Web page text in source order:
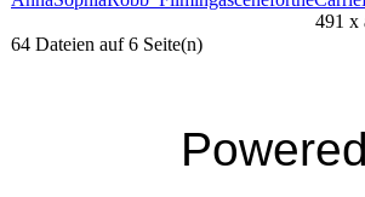
491 x
64 Dateien auf 6 Seite(n)